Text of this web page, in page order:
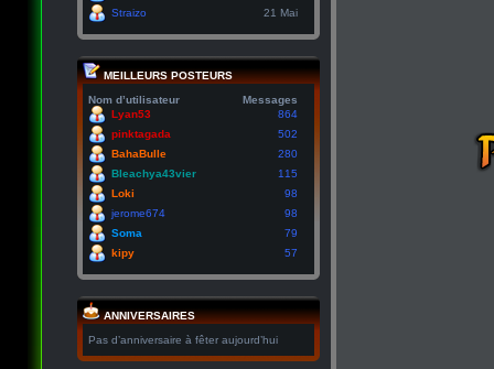
Straizo
21 Mai
MEILLEURS POSTEURS
Nom d’utilisateur
Messages
Lyan53
864
pinktagada
502
BahaBulle
280
Bleachya43vier
115
Loki
98
jerome674
98
Soma
79
kipy
57
ANNIVERSAIRES
Pas d’anniversaire à fêter aujourd’hui